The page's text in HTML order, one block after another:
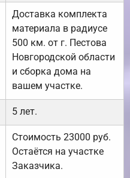
Доставка комплекта
материала в радиусе
500 км. от г. Пестова
Новгородской области
и сборка дома на
вашем участке.
5 лет.
Стоимость 23000 руб.
Остаётся на участке
Заказчика.